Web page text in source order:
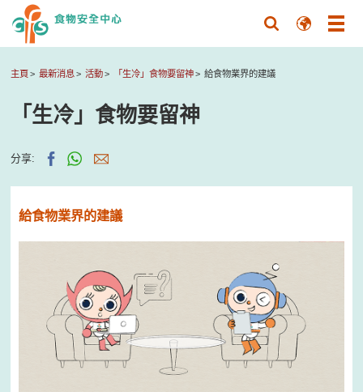
主頁 最新消息 活動 「生冷」食物要留神 給食物業界的建議
「生冷」食物要留神
分享:
給食物業界的建議